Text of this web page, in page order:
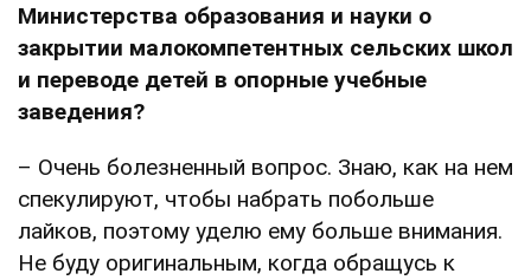
Министерства образования и науки о
закрытии малокомпетентных сельских школ
и переводе детей в опорные учебные
заведения?
– Очень болезненный вопрос. Знаю, как на нем
спекулируют, чтобы набрать побольше
лайков, поэтому уделю ему больше внимания.
Не буду оригинальным, когда обращусь к